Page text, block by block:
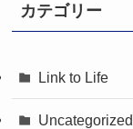
カテゴリー
Link to Life
Uncategorized